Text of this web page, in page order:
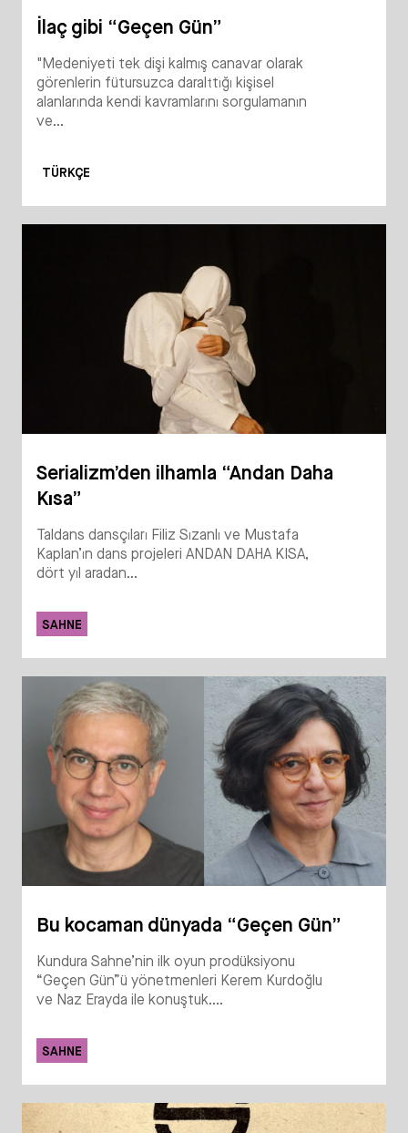
İlaç gibi “Geçen Gün”
"Medeniyeti tek dişi kalmış canavar olarak
görenlerin fütursuzca daralttığı kişisel
alanlarında kendi kavramlarını sorgulamanın
ve...
TÜRKÇE
Serializm’den ilhamla “Andan Daha
Kısa”
Taldans dansçıları Filiz Sızanlı ve Mustafa
Kaplan’ın dans projeleri ANDAN DAHA KISA,
dört yıl aradan...
SAHNE
Bu kocaman dünyada “Geçen Gün”
Kundura Sahne’nin ilk oyun prodüksiyonu
“Geçen Gün”ü yönetmenleri Kerem Kurdoğlu
ve Naz Erayda ile konuştuk....
SAHNE